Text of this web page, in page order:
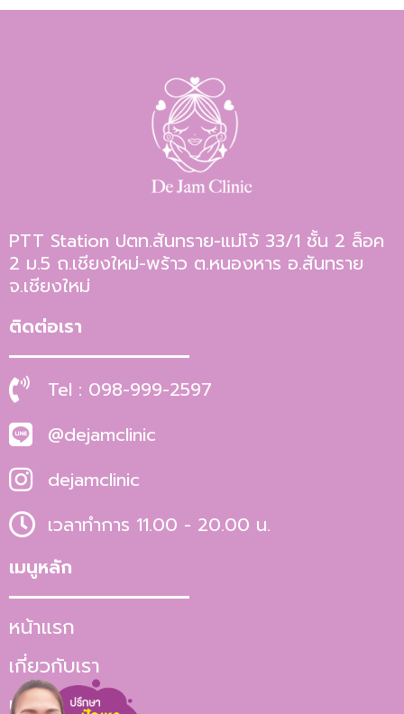
PTT Station ปตท.สันทราย-แม่โจ้ 33/1 ชั้น 2 ล็อค
2 ม.5 ถ.เชียงใหม่-พร้าว ต.หนองหาร อ.สันทราย
จ.เชียงใหม่
ติดต่อเรา
Tel : 098-999-2597
@dejamclinic
dejamclinic
เวลาทำการ 11.00 - 20.00 น.
เมนูหลัก
หน้าแรก
เกี่ยวกับเรา
บริการ